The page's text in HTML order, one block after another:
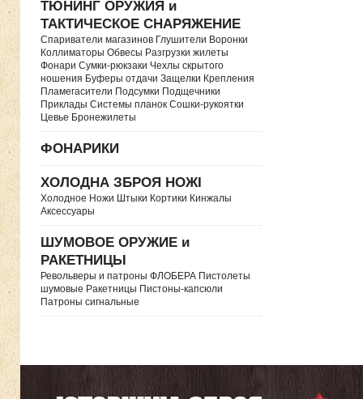
ТЮНИНГ ОРУЖИЯ и
ТАКТИЧЕСКОЕ СНАРЯЖЕНИЕ
Спариватели магазинов Глушители Воронки
Коллиматоры Обвесы Разгрузки жилеты
Фонари Сумки-рюкзаки Чехлы скрытого
ношения Буферы отдачи Защелки Крепления
Пламегасители Подсумки Подщечники
Приклады Системы планок Сошки-рукоятки
Цевье Бронежилеты
ФОНАРИКИ
ХОЛОДНА ЗБРОЯ НОЖІ
Холодное Ножи Штыки Кортики Кинжалы
Аксессуары
ШУМОВОЕ ОРУЖИЕ и
РАКЕТНИЦЫ
Револьверы и патроны ФЛОБЕРА Пистолеты
шумовые Ракетницы Пистоны-капсюли
Патроны сигнальные